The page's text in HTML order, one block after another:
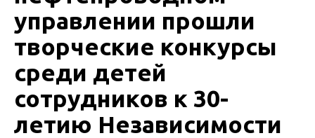
управлении прошли
творческие конкурсы
среди детей
сотрудников к 30-
летию Независимости